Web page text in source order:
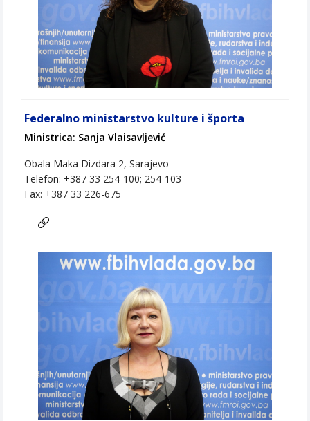
Federalno ministarstvo kulture i športa
Ministrica: Sanja Vlaisavljević
Obala Maka Dizdara 2, Sarajevo
Telefon: +387 33 254-100; 254-103
Fax: +387 33 226-675